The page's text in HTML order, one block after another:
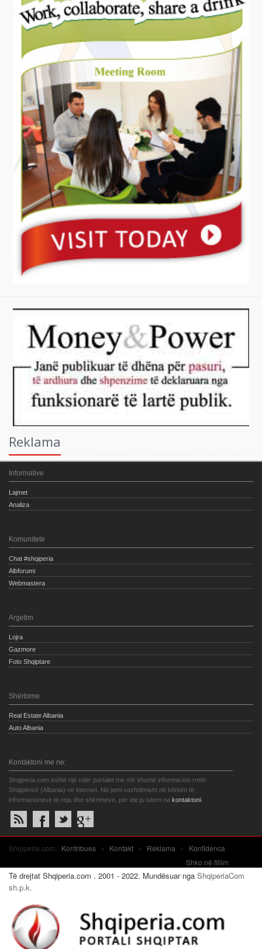
Reklama
Informative
Lajmet
Analiza
Komunitete
Chat #shqiperia
Albforumi
Webmastera
Argetim
Lojra
Gazmore
Foto Shqiptare
Shërbime
Real Estate Albania
Auto Albania
Kontaktoni me ne:
Shqiperia.com është një ndër portalet me më shumë informacion rreth
Shqipërisë (Albania) në internet. Ne jemi vazhdimisht në kërkim të
informacioneve të reja dhe shkrimeve, për ide ju lutem na kontaktoni
Shqiperia.com: Kontribues » Kontakt » Reklama »
Konfidenca
Shko në fillim
Të drejtat Shqiperia.com . 2001 - 2022. Mundësuar nga ShqiperiaCom
sh.p.k.